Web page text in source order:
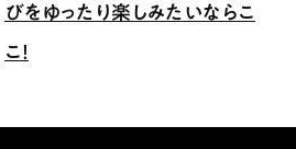
びをゆったり楽しみたいならこ
こ！